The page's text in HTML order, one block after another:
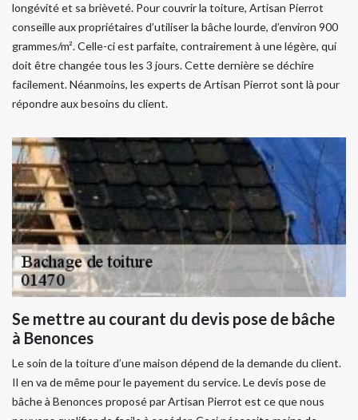
longévité et sa brièveté. Pour couvrir la toiture, Artisan Pierrot
conseille aux propriétaires d’utiliser la bâche lourde, d’environ 900
grammes/m². Celle-ci est parfaite, contrairement à une légère, qui
doit être changée tous les 3 jours. Cette dernière se déchire
facilement. Néanmoins, les experts de Artisan Pierrot sont là pour
répondre aux besoins du client.
Se mettre au courant du devis pose de bâche
à Benonces
Le soin de la toiture d’une maison dépend de la demande du client.
Il en va de même pour le payement du service. Le devis pose de
bâche à Benonces proposé par Artisan Pierrot est ce que nous